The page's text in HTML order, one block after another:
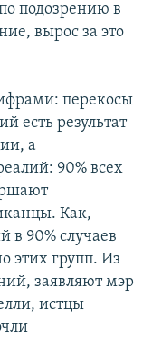
подозрению в
вырос за это
перекосы
есть результат
а
90% всех
Как,
в 90% случаев
этих групп. Из
заявляют мэр
истцы